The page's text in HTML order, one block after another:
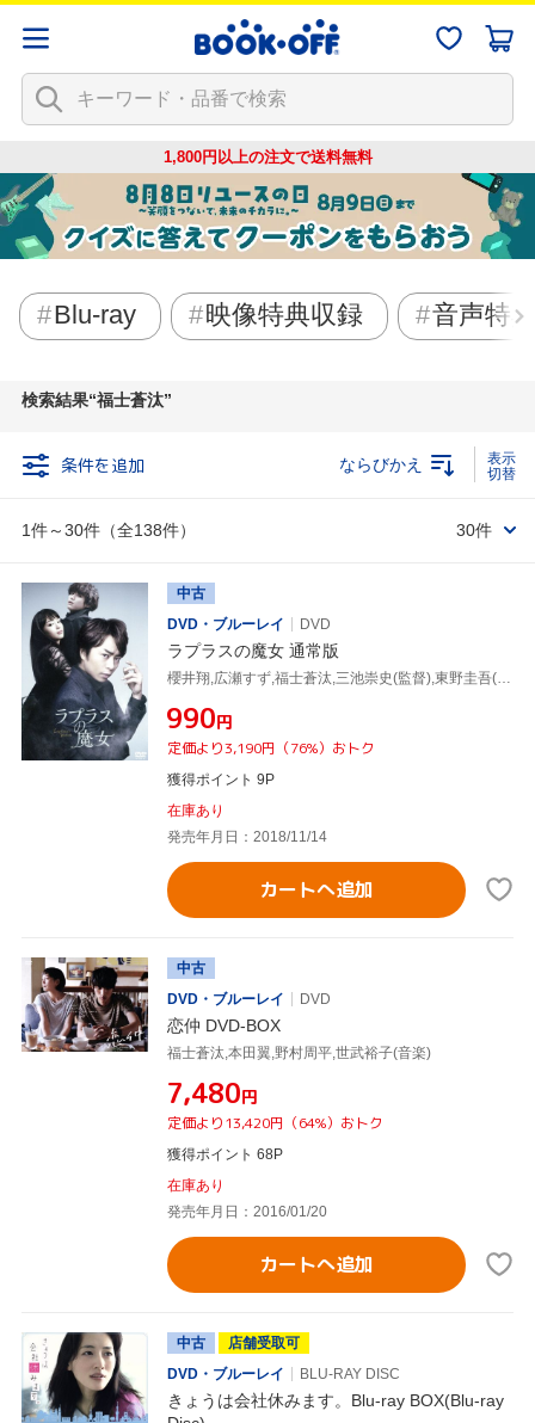
1,800円以上の注文で送料無料
Blu-ray 映像特典収録 音声特
検索結果 福士蒼汰
条件を追加
1件～30件（全138件）
ならびかえ
30件
中古
DVD・ブルーレイ
DVD
ラプラスの魔女 通常版
櫻井翔,広瀬すず,福士蒼汰,三池崇史(監督),東野圭吾(原作),遠藤浩二(音楽)
¥990円
定価より3,190円（76%）おトク
獲得ポイント 9P
在庫あり
発売年月日：2018/11/14
カートへ追加
中古
DVD・ブルーレイ
DVD
恋仲 DVD-BOX
福士蒼汰,本田翼,野村周平,世武裕子(音楽)
¥7,480円
定価より13,420円（64%）おトク
獲得ポイント 68P
在庫あり
発売年月日：2016/01/20
カートへ追加
中古
店舗受取可
DVD・ブルーレイ
BLU-RAY DISC
きょうは会社休みます。Blu-ray BOX(Blu-ray